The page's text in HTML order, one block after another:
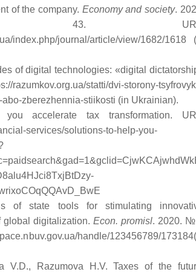
of the company. Economy and society.
index.php/journal/article/view/1682/1618
of digital technologies: «digital
statti/dvi-storony-
zberezhennia-stiikosti (in Ukrainian).
accelerate tax transformation.
services/solutions-to-help-you-
of state tools for stimulating
global digitalization.Econ. promisl. 2020.
handle/123456789/
V.D., Razumova H.V. Taxes of the